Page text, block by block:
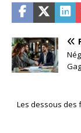
Les dessous des